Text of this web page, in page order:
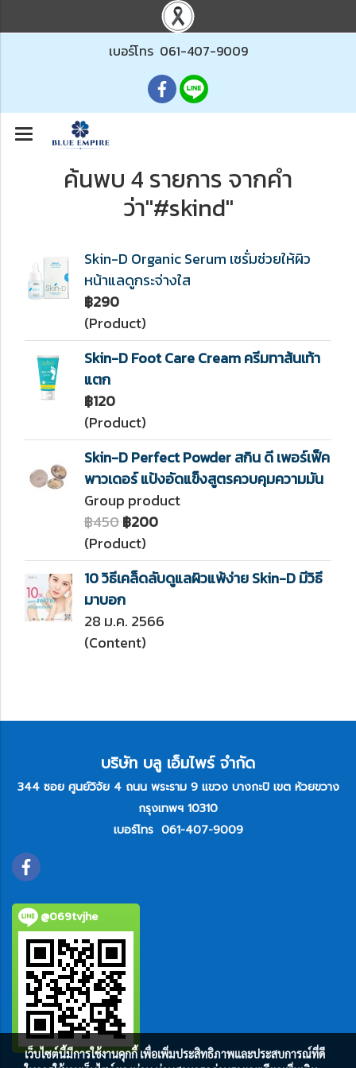
เบอร์โทร 061-407-9009
ค้นพบ 4 รายการ จากคำ
ว่า"#skind"
Skin-D Organic Serum เซรั่มช่วยให้ผิว
หน้าแลดูกระจ่างใส
฿290
(Product)
Skin-D Foot Care Cream ครีมทาส้นเท้า
แตก
฿120
(Product)
Skin-D Perfect Powder สกิน ดี เพอร์เฟ็ค
พาวเดอร์ แป้งอัดแข็งสูตรควบคุมความมัน
Group product
฿450฿200
(Product)
10 วิธีเคล็ดลับดูแลผิวแพ้ง่าย Skin-D มีวิธี
มาบอก
28 ม.ค. 2566
(Content)
บริษัท บลู เอ็มไพร์ จำกัด
344 ซอย ศูนย์วิจัย 4 ถนน พระราม 9 แขวง บางกะปิ เขต ห้วยขวาง
กรุงเทพฯ 10310
เบอร์โทร 061-407-9009
@069tvjhe
เว็บไซต์นี้มีการใช้งานคุกกี้ เพื่อเพิ่มประสิทธิภาพและประสบการณ์ที่ดี